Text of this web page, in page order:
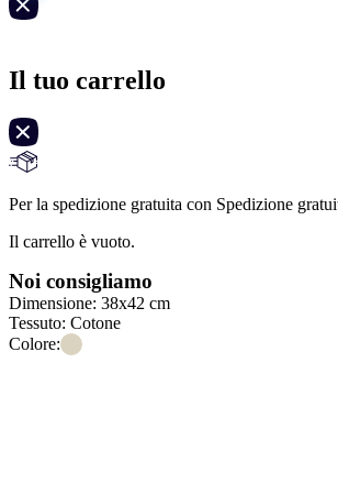
Il tuo carrello
Per la spedizione gratuita con Spedizione
Il carrello è vuoto.
Noi consigliamo
Dimensione: 38x42 cm
Tessuto: Cotone
Colore: